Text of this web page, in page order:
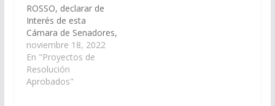
ROSSO, declarar de
Interés de esta
Cámara de Senadores,
las actividades a
desarrollarse en el
marco del "III
ENCUENTRO DE
noviembre 18, 2022
En "Proyectos de
Resolución
Aprobados"